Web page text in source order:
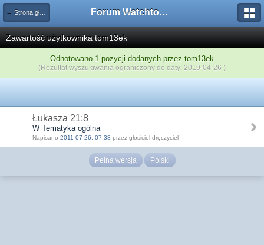
← Strona główna Forum Watchtower
Zawartość użytkownika tom13ek
Odnotowano 1 pozycji dodanych przez tom13ek
(Rezultat wyszukiwania ograniczony do daty: 2019-04-26 )
Łukasza 21;8
W Tematyka ogólna
Napisano 2011-07-26, 07:38 przez głosiciel-dręczyciel
Pełna wersja Polski